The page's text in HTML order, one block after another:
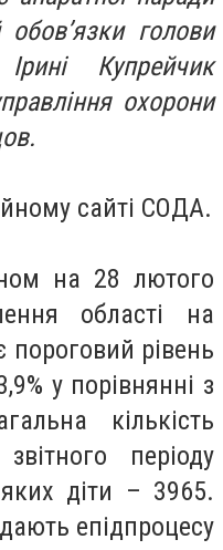
голови
Ірині Купрейчик
охорони
сайті СОДА.
на 28 лютого
області на
пороговий рівень
у порівнянні з
кількість
періоду
діти – 3965.
епідпроцесу